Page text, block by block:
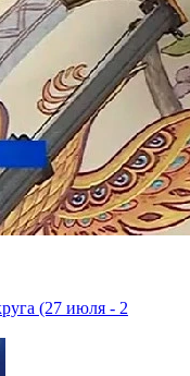
(27 июля - 2